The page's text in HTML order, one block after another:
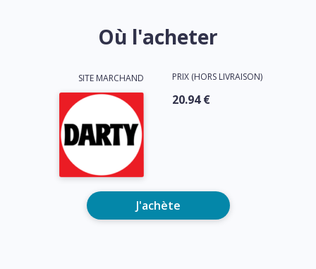
Où l'acheter
SITE MARCHAND PRIX (HORS LIVRAISON)
20.94 €
J'achète